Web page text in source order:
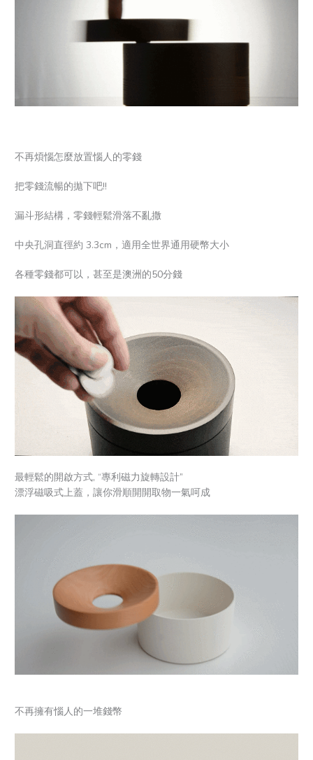
不再煩惱怎麼放置惱人的零錢
把零錢流暢的拋下吧!!
漏斗形結構，零錢輕鬆滑落不亂撒
中央孔洞直徑約 3.3cm，適用全世界通用硬幣大小
各種零錢都可以，甚至是澳洲的50分錢
最輕鬆的開啟方式, “專利磁力旋轉設計”
漂浮磁吸式上蓋，讓你滑順開開取物一氣呵成
不再擁有惱人的一堆錢幣